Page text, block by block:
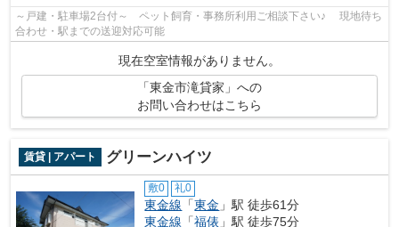
～戸建・駐車場2台付～ ペット飼育・事務所利用ご相談下さい♪ 現地待ち
合わせ・駅までの送迎対応可能
現在空室情報がありません。
「東金市滝貸家」への
お問い合わせはこちら
賃貸 | アパート グリーンハイツ
敷0 礼0
東金線 「東金 」駅 徒歩61分
東金線 「福俵 」駅 徒歩75分